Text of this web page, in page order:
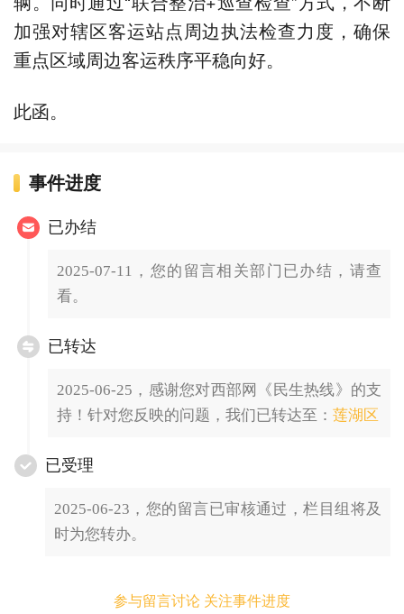
加强对辖区客运站点周边执法检查力度，确保
重点区域周边客运秩序平稳向好。
此函。
事件进度
已办结
2025-07-11，您的留言相关部门已办结，请查
看。
已转达
2025-06-25，感谢您对西部网《民生热线》的支
持！针对您反映的问题，我们已转达至： 莲湖区
已受理
2025-06-23，您的留言已审核通过，栏目组将及
时为您转办。
参与留言讨论 关注事件进度